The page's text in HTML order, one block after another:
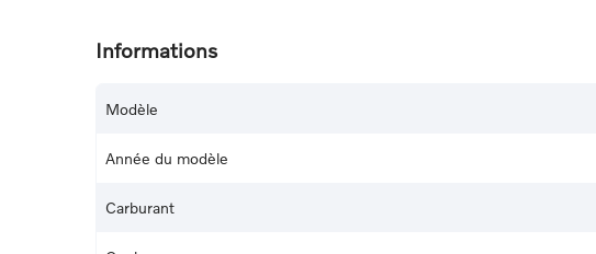
Informations
Modèle
Année du modèle
Carburant